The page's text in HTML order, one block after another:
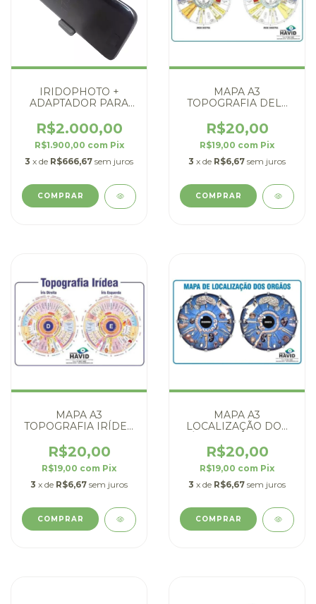
IRIDOPHOTO +
ADAPTADOR PARA
R$2.000,00
R$1.900,00 com Pix
3 x de R$666,67 sem juros
MAPA A3
TOPOGRAFIA DELL
SIEGFRIED RIZZI -
DIGITAL
R$20,00
R$19,00 com Pix
3 x de R$6,67 sem juros
MAPA A3
TOPOGRAFIA IRÍDEA
R$20,00
R$19,00 com Pix
3 x de R$6,67 sem juros
MAPA A3
LOCALIZAÇÃO DOS
R$20,00
R$19,00 com Pix
3 x de R$6,67 sem juros